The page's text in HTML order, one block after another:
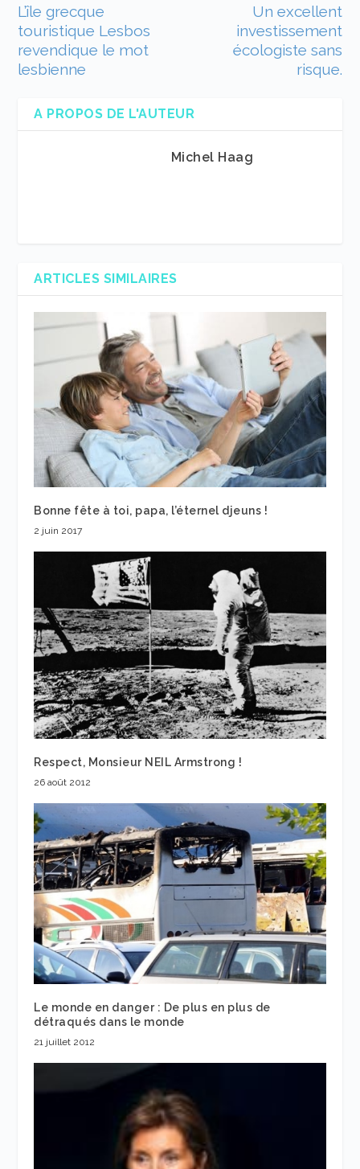
L’île grecque
touristique Lesbos
revendique le mot
lesbienne
Un excellent
investissement
écologiste sans
risque.
A PROPOS DE L'AUTEUR
Michel Haag
ARTICLES SIMILAIRES
Bonne fête à toi, papa, l’éternel djeuns !
2 juin 2017
Respect, Monsieur NEIL Armstrong !
26 août 2012
Le monde en danger : De plus en plus de
détraqués dans le monde
21 juillet 2012